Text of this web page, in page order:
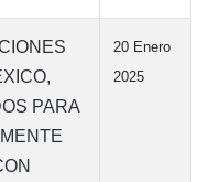
PARA
20 Enero
2025